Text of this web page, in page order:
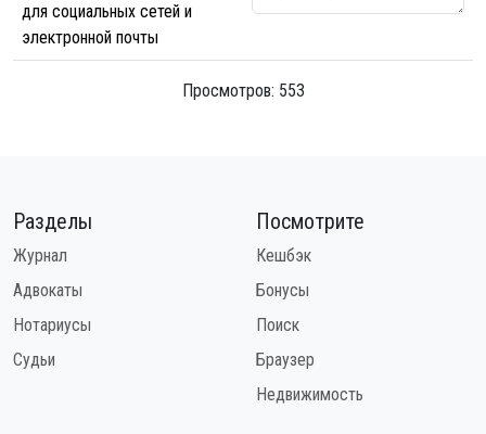
для социальных сетей и
электронной почты
Просмотров: 553
Разделы
Журнал
Адвокаты
Нотариусы
Судьи
Посмотрите
Кешбэк
Бонусы
Поиск
Браузер
Недвижимость